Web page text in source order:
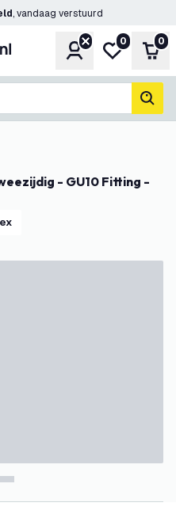
, vandaag verstuurd
Account
Mijn
0 0